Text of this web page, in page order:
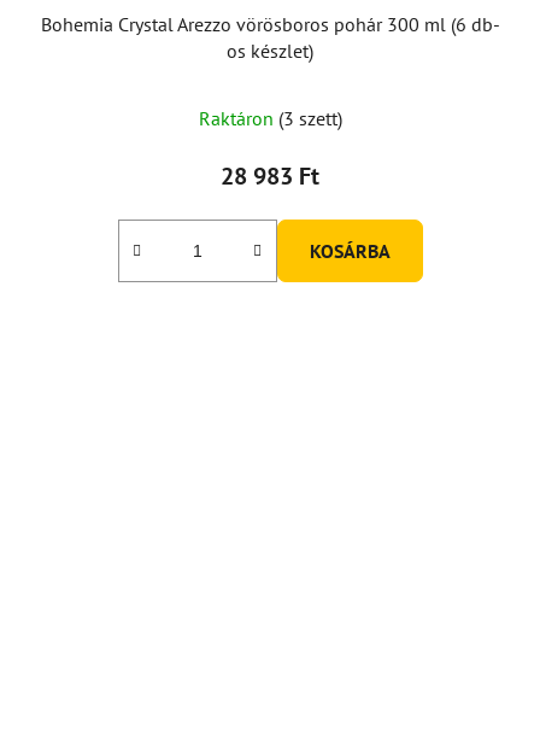
Bohemia Crystal Arezzo vörösboros pohár 300 ml (6 db-
os készlet)
Raktáron (3 szett)
28 983 Ft
KOSÁRBA